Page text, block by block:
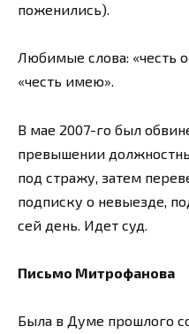
поженились).
Любимые слова: «честь
«честь имею».
В мае 2007-го был
превышении
под стражу, затем
подписку о невыезде,
сей день. Идет суд.
Письмо Митрофанова
Была в Думе прошлого